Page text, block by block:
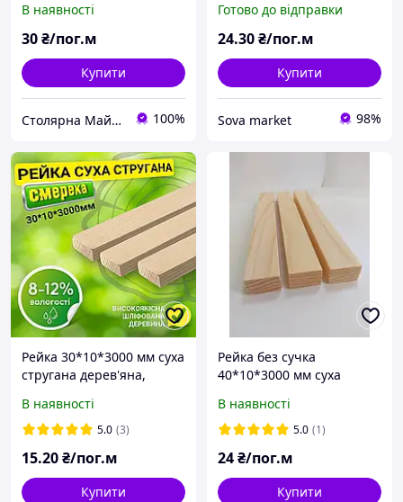
В наявності
30₴/пог.м
Купити
Столярна Майстерня UA 100%
смерека
Готово до відправки
24.30₴/пог.м
Купити
Sova market 98%
Рейка 30*10*3000 мм суха
стругана дерев'яна,
В наявності
5.0 (3)
15.20₴/пог.м
Купити
Рейка без сучка
40*10*3000 мм суха
смерека
В наявності
5.0 (1)
24₴/пог.м
Купити